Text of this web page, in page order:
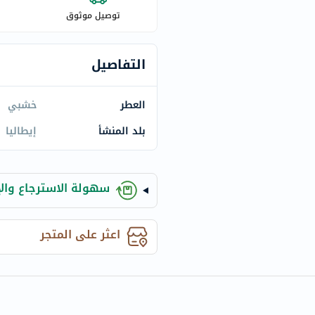
chek
activise
annemarie-
borlind
webber-
naturals
aveeno
freestylelibre
cetaphil
CHalpha
cerave
توصيل موثوق
التفاصيل
العطر
خشبي
بلد المنشأ
إيطاليا
سهولة الاسترجاع
اعثر على المتجر